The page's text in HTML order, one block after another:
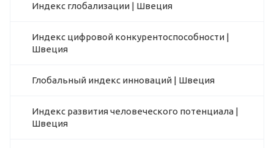
Индекс глобализации | Швеция
Индекс цифровой конкурентоспособности |
Швеция
Глобальный индекс инноваций | Швеция
Индекс развития человеческого потенциала |
Швеция